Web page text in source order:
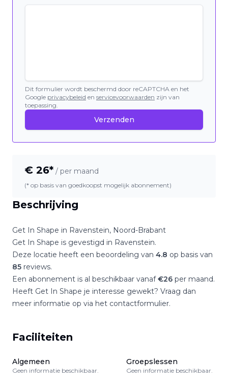
Beschrijving
Get In Shape in Ravenstein, Noord-Brabant
Get In Shape is gevestigd in Ravenstein.
Deze locatie heeft een beoordeling van 4.8 op basis van
85 reviews.
Een abonnement is al beschikbaar vanaf€26 per maand.
Heeft Get In Shape je interesse gewekt? Vraag dan
meer informatie op via het contactformulier.
Faciliteiten
Algemeen
Geen informatie beschikbaar.
Groepslessen
Geen informatie beschikbaar.
Dit formulier wordt beschermd door reCAPTCHA en het
Google privacybeleid en servicevoorwaarden zijn van
toepassing.
Verzenden
€ 26* / per maand
(* op basis van goedkoopst mogelijk abonnement)